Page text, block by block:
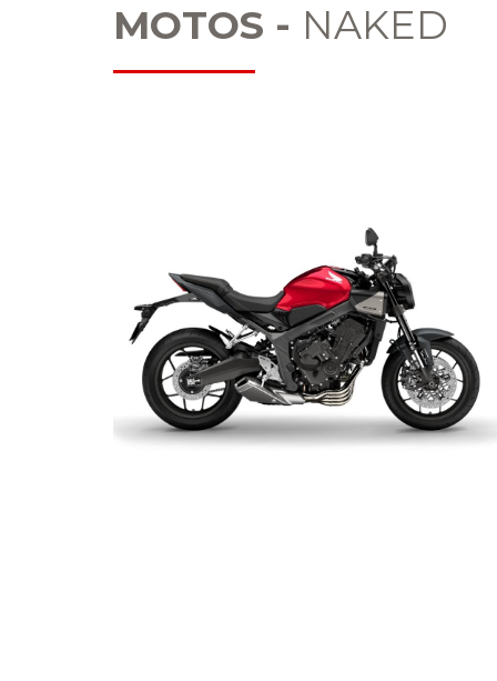
MOTOS - NAKED